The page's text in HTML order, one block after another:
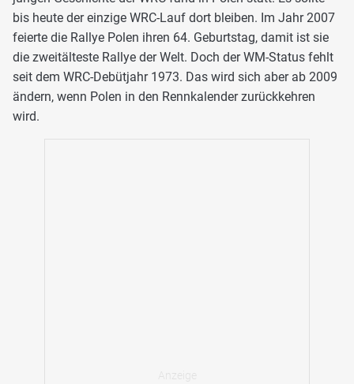
bis heute der einzige WRC-Lauf dort bleiben. Im Jahr 2007
feierte die Rallye Polen ihren 64. Geburtstag, damit ist sie
die zweitälteste Rallye der Welt. Doch der WM-Status fehlt
seit dem WRC-Debütjahr 1973. Das wird sich aber ab 2009
ändern, wenn Polen in den Rennkalender zurückkehren
wird.